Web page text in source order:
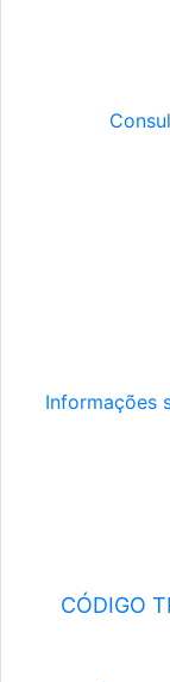
Informações
CÓDIGO